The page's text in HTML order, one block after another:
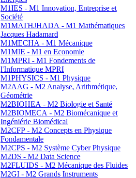
M1IES - M1 Innovation, Entreprise et
Société
M1MATHJHADA - M1 Mathématiques
Jacques Hadamard
M1MECHA - M1 Mécanique
M1MIE - M1 en Economie
M1MPRI - M1 Fondements de
l'Informatique MPRI
M1PHYSICS - M1 Physique
M2AAG - M2 Analyse, Arithmétique,
Géométrie
M2BIOHEA - M2 Biologie et Santé
M2BIOMECA - M2 Biomécanique et
Ingéniérie Biomédical
M2CFP - M2 Concepts en Physique
Fondamentale
M2CPS - M2 Système Cyber Physique
M2DS - M2 Data Science
M2FLUIDS - M2 Mécanique des Fluides
M2GI - M2 Grands Instruments